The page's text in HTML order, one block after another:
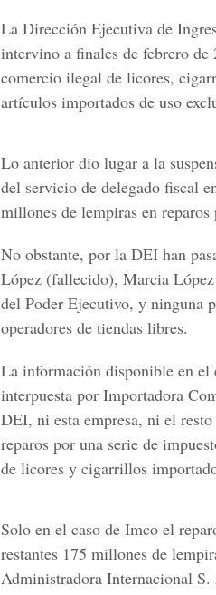
La Dirección Ejecutiva de
intervino a finales de febrero
comercio ilegal de licores,
artículos importados de uso
Lo anterior dio lugar a la
del servicio de delegado fiscal
millones de lempiras en
No obstante, por la DEI han
López (fallecido), Marcia
del Poder Ejecutivo, y ninguna
operadores de tiendas libres.
La información disponible en el
interpuesta por Importadora
DEI, ni esta empresa, ni el
reparos por una serie de
de licores y cigarrillos
Solo en el caso de Imco el
restantes 175 millones de
Administradora Internacional